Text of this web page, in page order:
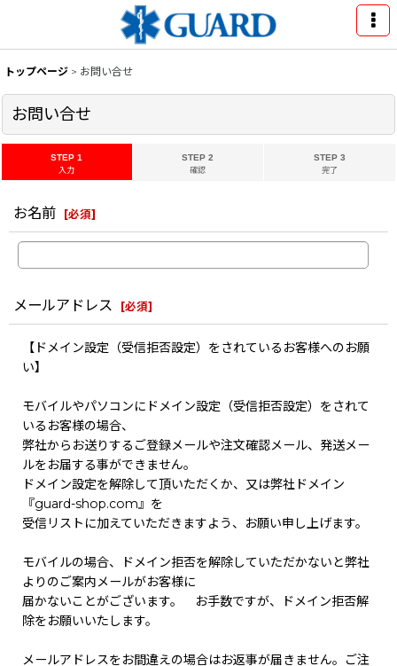
トップページ > お問い合せ
お問い合せ
STEP 1
入力
STEP 2
確認
STEP 3
完了
お名前 [必須]
メールアドレス [必須]
【ドメイン設定（受信拒否設定）をされているお客様へのお願
い】
モバイルやパソコンにドメイン設定（受信拒否設定）をされて
いるお客様の場合、
弊社からお送りするご登録メールや注文確認メール、発送メー
ルをお届する事ができません。
ドメイン設定を解除して頂いただくか、又は弊社ドメイン
『guard-shop.com』を
受信リストに加えていただきますよう、お願い申し上げます。
モバイルの場合、ドメイン拒否を解除していただかないと弊社
よりのご案内メールがお客様に
届かないことがございます。 お手数ですが、ドメイン拒否解
除をお願いいたします。
メールアドレスをお間違えの場合はお返事が届きません。ご注